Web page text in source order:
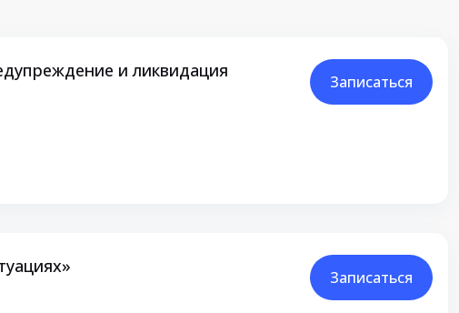
и ликвидация
Записаться
Записаться